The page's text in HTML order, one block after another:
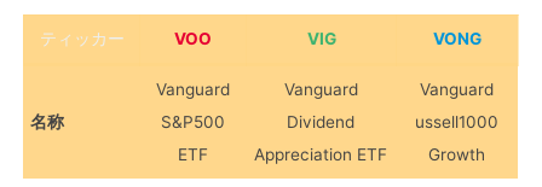
ティッカー VOO VIG VONG
名称
Vanguard
S&P500
ETF
Vanguard
Dividend
Appreciation ETF
Vanguard
ussell1000
Growth